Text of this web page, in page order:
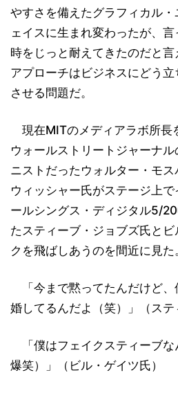
やすさを備えたグラフィカル
ェイスに生まれ変わったが、
時をじっと耐えてきたのだと
アプローチはビジネスにどう立
させる問題だ。
現在MITのメディアラボ所長
ウォールストリートジャーナ
ニストだったウォルター・モ
ウィッシャー氏がステージ上
ールシングス・ディジタル5/
たスティーブ・ジョブズ氏と
クを飛ばしあうのを間近に見た
「今まで黙ってたんだけど、
婚してるんだよ（笑）」（ステ
「僕はフェイクスティーブな
爆笑）」（ビル・ゲイツ氏）